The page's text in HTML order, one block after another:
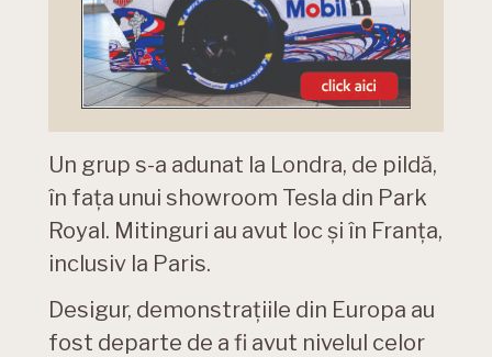
Un grup s-a adunat la Londra, de pildă,
în fața unui showroom Tesla din Park
Royal. Mitinguri au avut loc și în Franța,
inclusiv la Paris.
Desigur, demonstrațiile din Europa au
fost departe de a fi avut nivelul celor